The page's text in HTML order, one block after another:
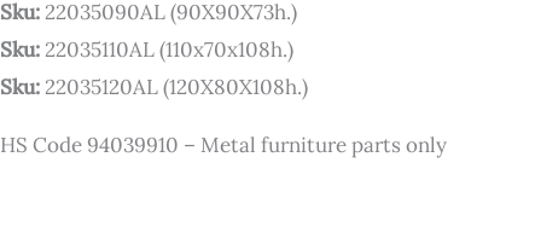
Sku: 22035090AL (90X90X73h.)
Sku: 22035110AL (110x70x108h.)
Sku: 22035120AL (120X80X108h.)
HS Code 94039910 – Metal furniture parts only